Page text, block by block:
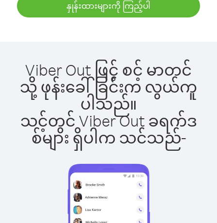
နှုန်းထားများကို ကြည့်ပါ
Viber Out ဖြင့် စင့် မာတင်
သို့ ဖုန်းခေါ်ခြင်းက လွယ်ကူ
ပါသည်။
သင့်တွင် Viber Out ခရက်ဒ
စ်များ ရှိပါက သင်သည်-